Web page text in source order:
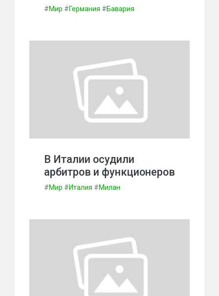
#Мир #Германия #Бавария
В Италии осудили
арбитров и функционеров
#Мир #Италия #Милан